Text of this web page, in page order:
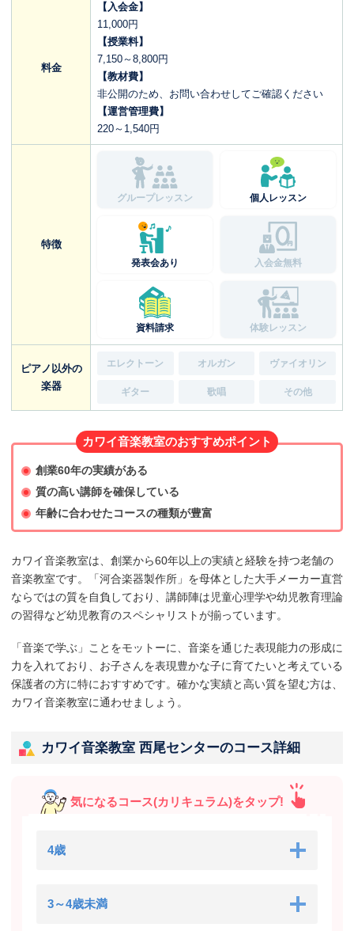
料金
【入会金】
11,000円
【授業料】
7,150～8,800円
【教材費】
非公開のため、お問い合わせしてご確認ください
【運営管理費】
220～1,540円
特徴
グループレッスン 個人レッスン
発表会あり 入会金無料
資料請求 体験レッスン
ピアノ以外の
楽器
エレクトーン オルガン ヴァイオリン
ギター 歌唱 その他
カワイ音楽教室のおすすめポイント
創業60年の実績がある
質の高い講師を確保している
年齢に合わせたコースの種類が豊富
カワイ音楽教室は、創業から60年以上の実績と経験を持つ老舗の
音楽教室です。「河合楽器製作所」を母体とした大手メーカー直営
ならではの質を自負しており、講師陣は児童心理学や幼児教育理論
の習得など幼児教育のスペシャリストが揃っています。
「音楽で学ぶ」ことをモットーに、音楽を通じた表現能力の形成に
力を入れており、お子さんを表現豊かな子に育てたいと考えている
保護者の方に特におすすめです。確かな実績と高い質を望む方は、
カワイ音楽教室に通わせましょう。
カワイ音楽教室 西尾センターのコース詳細
気になるコース(カリキュラム)をタップ!
4歳
3～4歳未満